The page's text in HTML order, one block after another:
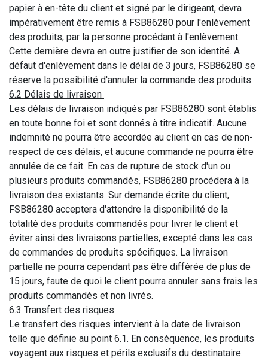
papier à en-tête du client et signé par le dirigeant, devra
impérativement être remis à FSB86280 pour l'enlèvement
des produits, par la personne procédant à l'enlèvement.
Cette dernière devra en outre justifier de son identité. A
défaut d'enlèvement dans le délai de 3 jours, FSB86280 se
réserve la possibilité d'annuler la commande des produits.
6.2 Délais de livraison
Les délais de livraison indiqués par FSB86280 sont établis
en toute bonne foi et sont donnés à titre indicatif. Aucune
indemnité ne pourra être accordée au client en cas de non-
respect de ces délais, et aucune commande ne pourra être
annulée de ce fait. En cas de rupture de stock d'un ou
plusieurs produits commandés, FSB86280 procédera à la
livraison des existants. Sur demande écrite du client,
FSB86280 acceptera d'attendre la disponibilité de la
totalité des produits commandés pour livrer le client et
éviter ainsi des livraisons partielles, excepté dans les cas
de commandes de produits spécifiques. La livraison
partielle ne pourra cependant pas être différée de plus de
15 jours, faute de quoi le client pourra annuler sans frais les
produits commandés et non livrés.
6.3 Transfert des risques
Le transfert des risques intervient à la date de livraison
telle que définie au point 6.1. En conséquence, les produits
voyagent aux risques et périls exclusifs du destinataire.